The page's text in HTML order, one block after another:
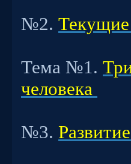
№2.
Тема №1.
человека
№3.